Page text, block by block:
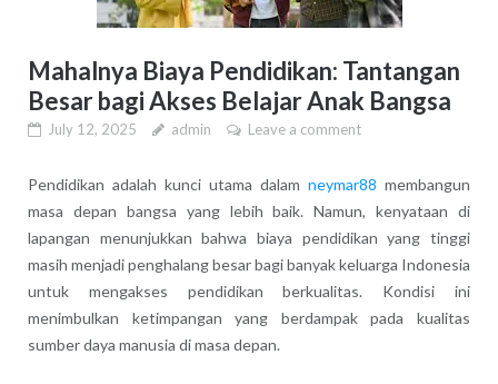
Mahalnya Biaya Pendidikan: Tantangan
Besar bagi Akses Belajar Anak Bangsa
July 12, 2025 admin Leave a comment
Pendidikan adalah kunci utama dalamneymar88 membangun
masa depan bangsa yang lebih baik. Namun, kenyataan di
lapangan menunjukkan bahwa biaya pendidikan yang tinggi
masih menjadi penghalang besar bagi banyak keluarga Indonesia
untuk mengakses pendidikan berkualitas. Kondisi ini
menimbulkan ketimpangan yang berdampak pada kualitas
sumber daya manusia di masa depan.